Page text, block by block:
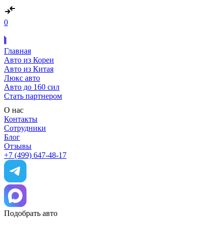
0
Главная
Авто из Кореи
Авто из Китая
Люкс авто
Авто до 160 сил
Стать партнером
О нас
Контакты
Сотрудники
Блог
Отзывы
+7 (499) 647-48-17
Подобрать авто